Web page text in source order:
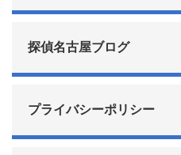
探偵名古屋ブログ
プライバシーポリシー